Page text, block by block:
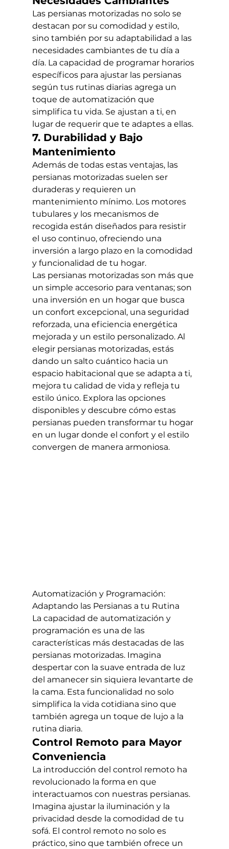
Las persianas motorizadas no solo se
destacan por su comodidad y estilo,
sino también por su adaptabilidad a las
necesidades cambiantes de tu día a
día. La capacidad de programar horarios
específicos para ajustar las persianas
según tus rutinas diarias agrega un
toque de automatización que
simplifica tu vida. Se ajustan a ti, en
lugar de requerir que te adaptes a ellas.
7. Durabilidad y Bajo
Mantenimiento
Además de todas estas ventajas, las
persianas motorizadas suelen ser
duraderas y requieren un
mantenimiento mínimo. Los motores
tubulares y los mecanismos de
recogida están diseñados para resistir
el uso continuo, ofreciendo una
inversión a largo plazo en la comodidad
y funcionalidad de tu hogar.
Las persianas motorizadas son más que
un simple accesorio para ventanas; son
una inversión en un hogar que busca
un confort excepcional, una seguridad
reforzada, una eficiencia energética
mejorada y un estilo personalizado. Al
elegir persianas motorizadas, estás
dando un salto cuántico hacia un
espacio habitacional que se adapta a ti,
mejora tu calidad de vida y refleja tu
estilo único. Explora las opciones
disponibles y descubre cómo estas
persianas pueden transformar tu hogar
en un lugar donde el confort y el estilo
convergen de manera armoniosa.
Automatización y Programación:
Adaptando las Persianas a tu Rutina
La capacidad de automatización y
programación es una de las
características más destacadas de las
persianas motorizadas. Imagina
despertar con la suave entrada de luz
del amanecer sin siquiera levantarte de
la cama. Esta funcionalidad no solo
simplifica la vida cotidiana sino que
también agrega un toque de lujo a la
rutina diaria.
Control Remoto para Mayor
Conveniencia
La introducción del control remoto ha
revolucionado la forma en que
interactuamos con nuestras persianas.
Imagina ajustar la iluminación y la
privacidad desde la comodidad de tu
sofá. El control remoto no solo es
práctico, sino que también ofrece un